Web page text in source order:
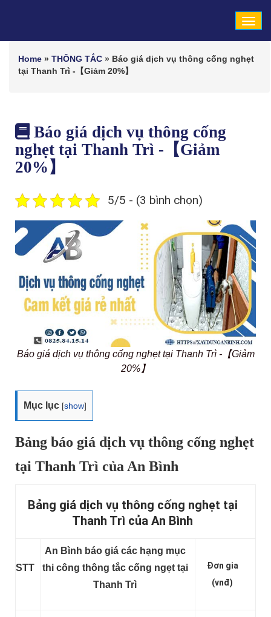
Home » THÔNG TẮC » Báo giá dịch vụ thông cống nghẹt
tại Thanh Trì -【Giảm 20%】
Báo giá dịch vụ thông cống
nghẹt tại Thanh Trì -【Giảm
20%】
5/5 - (3 bình chọn)
Báo giá dịch vụ thông cống nghẹt tại Thanh Trì -【Giảm
20%】
Mục lục [show]
Bảng báo giá dịch vụ thông cống nghẹt
tại Thanh Trì của An Bình
Bảng giá dịch vụ thông cống nghẹt tại
Thanh Trì của An Bình
STT
An Bình báo giá các hạng mục
thi công thông tắc cống ngẹt tại
Thanh Trì
Đơn gia
(vnđ)